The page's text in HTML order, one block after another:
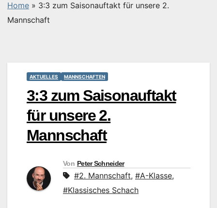
Home » 3:3 zum Saisonauftakt für unsere 2.
Mannschaft
AKTUELLES MANNSCHAFTEN
3:3 zum Saisonauftakt
für unsere 2.
Mannschaft
Von Peter Schneider
#2. Mannschaft, #A-Klasse,
#Klassisches Schach